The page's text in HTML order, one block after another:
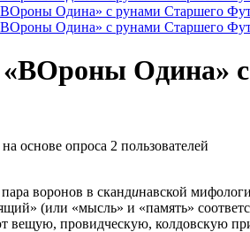
«ВОроны Одина»
основе опроса 2 пользователей
воронов в скандинавской
(или «мысль» и «память»
вещую, провидческую, колдовскую